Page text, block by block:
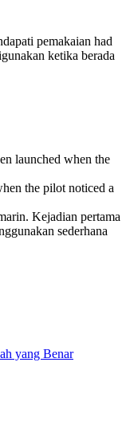
pemakaian had
ketika berada
launched when the
the pilot noticed a
Kejadian pertama
sederhana
yang Benar